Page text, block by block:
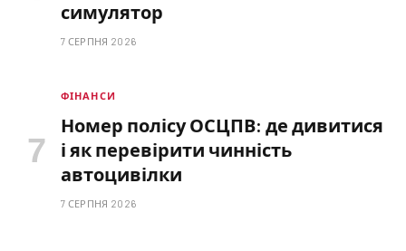
симулятор
7 СЕРПНЯ 2026
ФІНАНСИ
Номер полісу ОСЦПВ: де дивитися
і як перевірити чинність
автоцивілки
7 СЕРПНЯ 2026